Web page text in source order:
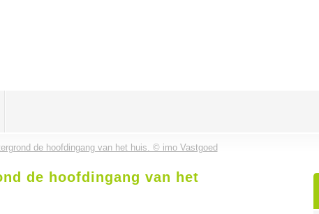
de hoofdingang van het huis. © imo Vastgoed
de hoofdingang van het